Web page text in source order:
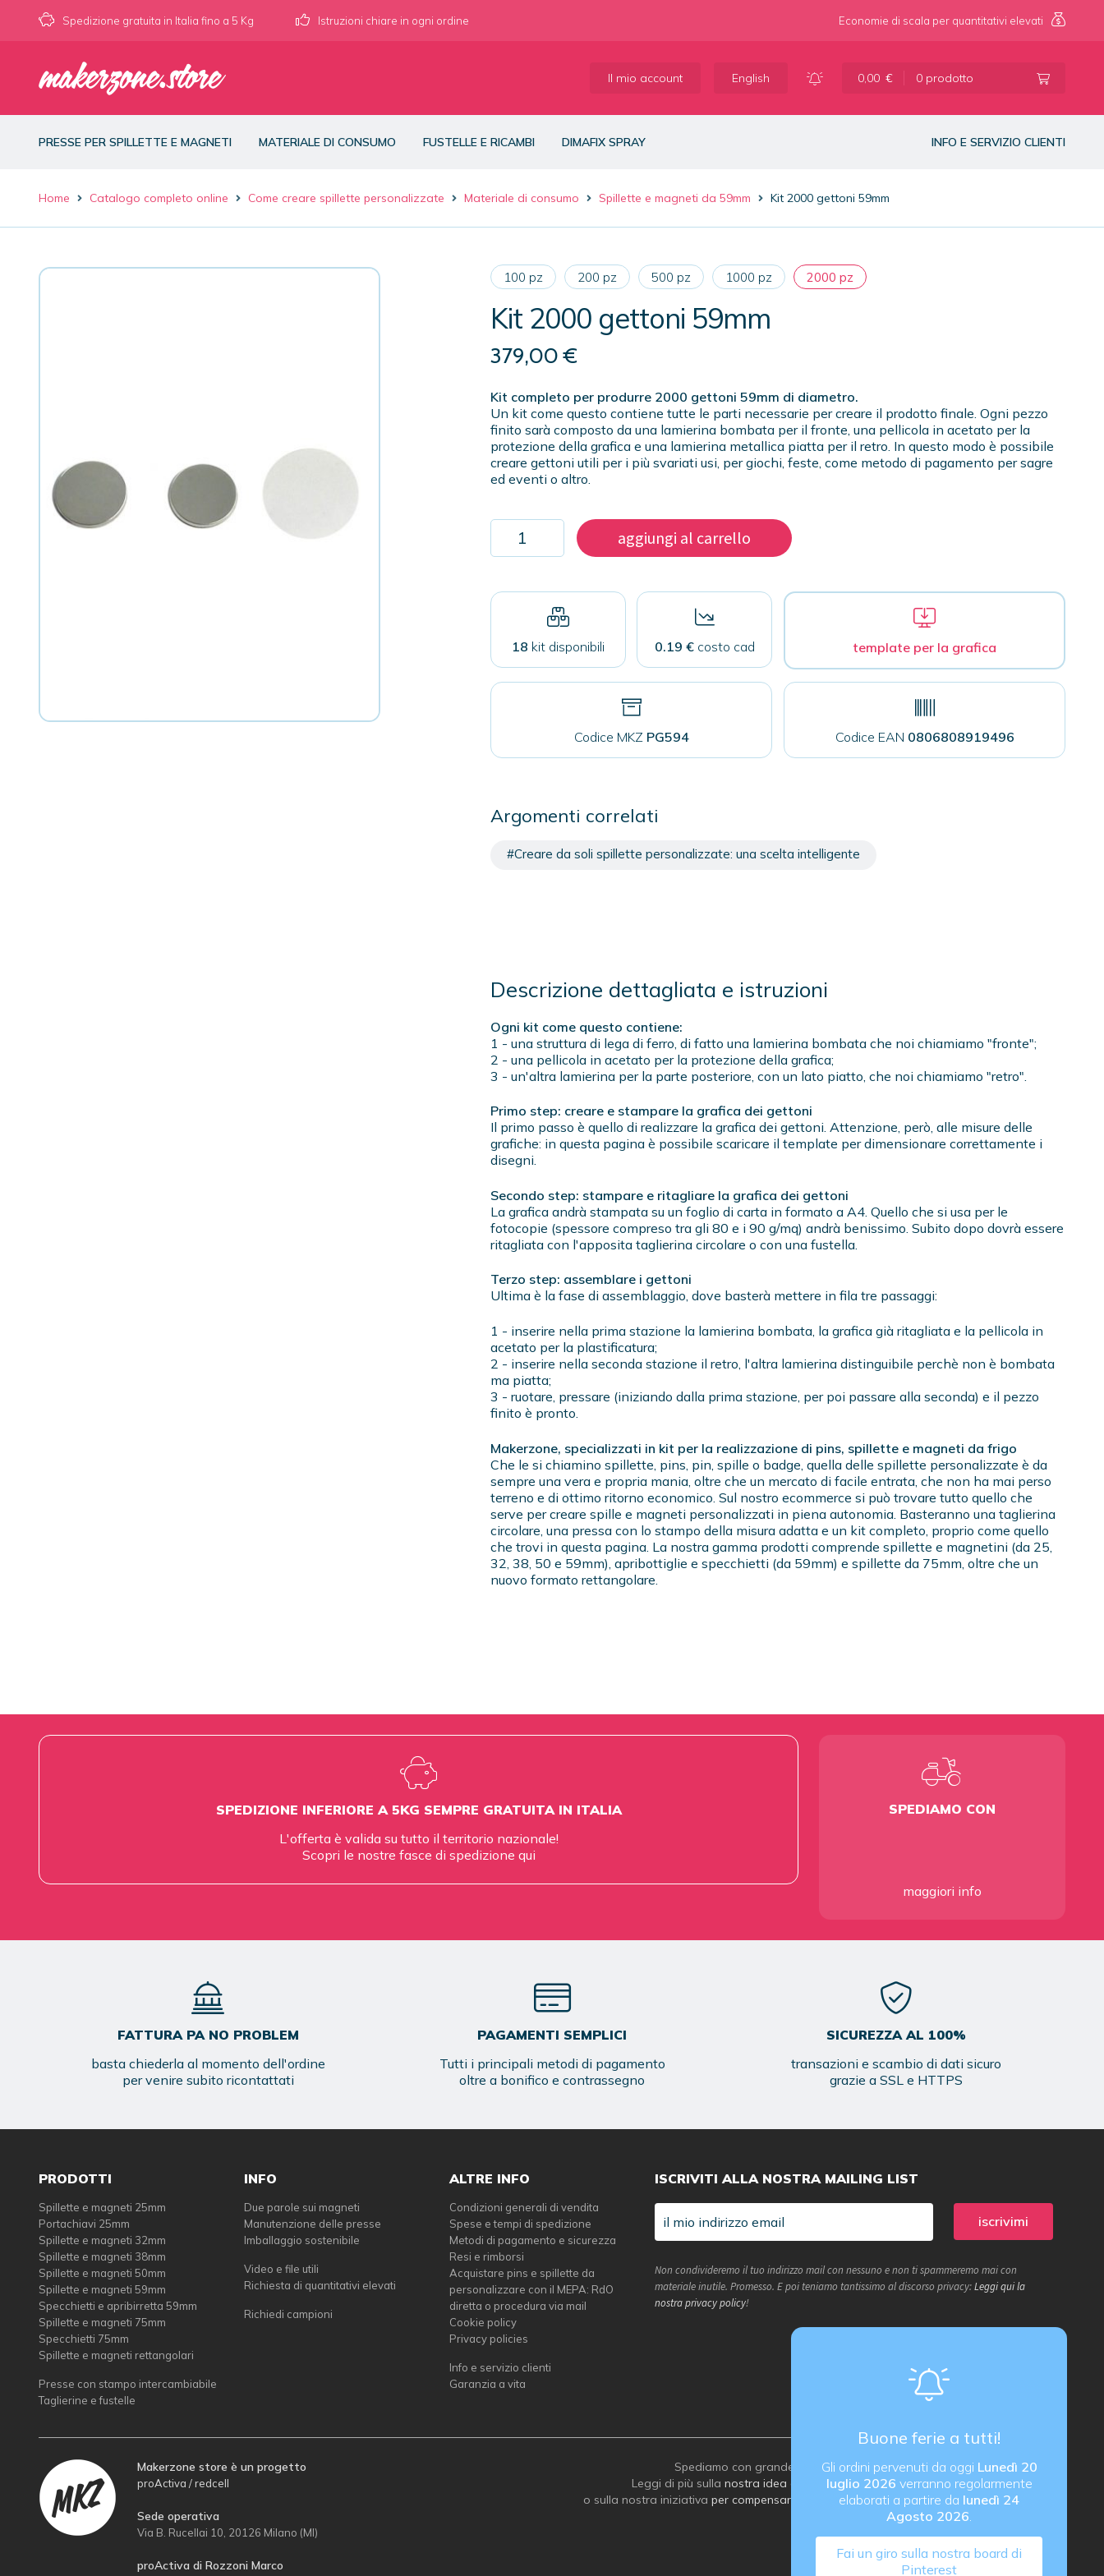
Buone ferie a tutti!
Gli ordini pervenuti da oggi Lunedì 20
luglio 2026 verranno regolarmente
elaborati a partire da lunedì 24
Agosto 2026.
Fai un giro sulla nostra board di
Pinterest
Spedizione gratuita in Italia fino a 5 Kg Istruzioni chiare in ogni ordine Economie di scala per quantitativi elevati
navigazione
contenuto
Il mio account English 0,00 € 0 prodotto
PRESSE PER SPILLETTE E MAGNETI MATERIALE DI CONSUMO FUSTELLE E RICAMBI DIMAFIX SPRAY INFO E SERVIZIO CLIENTI
Home Catalogo completo online Come creare spillette personalizzate Materiale di consumo Spillette e magneti da 59mm Kit 2000 gettoni 59mm
100 pz 200 pz 500 pz 1000 pz 2000 pz
Kit 2000 gettoni 59mm
379,00€
Kit completo per produrre 2000 gettoni 59mm di diametro.
Un kit come questo contiene tutte le parti necessarie per creare il prodotto finale. Ogni pezzo
finito sarà composto da una lamierina bombata per il fronte, una pellicola in acetato per la
protezione della grafica e una lamierina metallica piatta per il retro. In questo modo è possibile
creare gettoni utili per i più svariati usi, per giochi, feste, come metodo di pagamento per sagre
ed eventi o altro.
Kit
gettoni
quantità
aggiungi al carrello
18 kit disponibili 0.19 €costo cad template per la grafica
Codice MKZ PG594 Codice EAN 0806808919496
Argomenti correlati
#Creare da soli spillette personalizzate: una scelta intelligente
Descrizione dettagliata e istruzioni
Ogni kit come questo contiene:
1 - una struttura di lega di ferro, di fatto una lamierina bombata che noi chiamiamo "fronte";
2 - una pellicola in acetato per la protezione della grafica;
3 - un'altra lamierina per la parte posteriore, con un lato piatto, che noi chiamiamo "retro".
Primo step: creare e stampare la grafica dei gettoni
Il primo passo è quello di realizzare la grafica dei gettoni. Attenzione, però, alle misure delle
grafiche: in questa pagina è possibile scaricare il template per dimensionare correttamente i
disegni.
Secondo step: stampare e ritagliare la grafica dei gettoni
La grafica andrà stampata su un foglio di carta in formato a A4. Quello che si usa per le
fotocopie (spessore compreso tra gli 80 e i 90 g/mq) andrà benissimo. Subito dopo dovrà essere
ritagliata con l'apposita taglierina circolare o con una fustella.
Terzo step: assemblare i gettoni
Ultima è la fase di assemblaggio, dove basterà mettere in fila tre passaggi:
1 - inserire nella prima stazione la lamierina bombata, la grafica già ritagliata e la pellicola in
acetato per la plastificatura;
2 - inserire nella seconda stazione il retro, l'altra lamierina distinguibile perchè non è bombata
ma piatta;
3 - ruotare, pressare (iniziando dalla prima stazione, per poi passare alla seconda) e il pezzo
finito è pronto.
Makerzone, specializzati in kit per la realizzazione di pins, spillette e magneti da frigo
Che le si chiamino spillette, pins, pin, spille o badge, quella delle spillette personalizzate è da
sempre una vera e propria mania, oltre che un mercato di facile entrata, che non ha mai perso
terreno e di ottimo ritorno economico. Sul nostro ecommerce si può trovare tutto quello che
serve per creare spille e magneti personalizzati in piena autonomia. Basteranno una taglierina
circolare, una pressa con lo stampo della misura adatta e un kit completo, proprio come quello
che trovi in questa pagina. La nostra gamma prodotti comprende spillette e magnetini (da 25,
32, 38, 50 e 59mm), apribottiglie e specchietti (da 59mm) e spillette da 75mm, oltre che un
nuovo formato rettangolare.
SPEDIZIONE INFERIORE A 5KG SEMPRE GRATUITA IN ITALIA
L'offerta è valida su tutto il territorio nazionale!
Scopri le nostre fasce di spedizione qui
SPEDIAMO CON
maggiori info
FATTURA PA NO PROBLEM
basta chiederla al momento dell'ordine
per venire subito ricontattati
PAGAMENTI SEMPLICI
Tutti i principali metodi di pagamento
oltre a bonifico e contrassegno
SICUREZZA AL 100%
transazioni e scambio di dati sicuro
grazie a SSL e HTTPS
PRODOTTI
Spillette e magneti 25mm
Portachiavi 25mm
Spillette e magneti 32mm
Spillette e magneti 38mm
Spillette e magneti 50mm
Spillette e magneti 59mm
Specchietti e apribirretta 59mm
Spillette e magneti 75mm
Specchietti 75mm
Spillette e magneti rettangolari
Presse con stampo intercambiabile
Taglierine e fustelle
INFO
Due parole sui magneti
Manutenzione delle presse
Imballaggio sostenibile
Video e file utili
Richiesta di quantitativi elevati
Richiedi campioni
ALTRE INFO
Condizioni generali di vendita
Spese e tempi di spedizione
Metodi di pagamento e sicurezza
Resi e rimborsi
Acquistare pins e spillette da
personalizzare con il MEPA: RdO
diretta o procedura via mail
Cookie policy
Privacy policies
Info e servizio clienti
Garanzia a vita
ISCRIVITI ALLA NOSTRA MAILING LIST
Non condivideremo il tuo indirizzo mail con nessuno e non ti spammeremo mai con
materiale inutile. Promesso. E poi teniamo tantissimo al discorso privacy:Leggi qui la
nostra privacy policy!
Makerzone store è un progetto
proActiva / redcell
Sede operativa
Via B. Rucellai 10, 20126 Milano (MI)
proActiva di Rozzoni Marco
Spediamo con grande attenzione all’ambiente:
Leggi di più sulla nostra idea di imballaggio sostenibile
o sulla nostra iniziativa per compensare le emissioni di carbonio